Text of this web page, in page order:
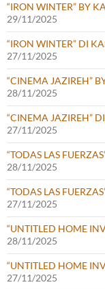
“IRON WINTER” BY
29/11/2025
“IRON WINTER” DI
27/11/2025
“CINEMA JAZIREH”
28/11/2025
“CINEMA JAZIREH”
27/11/2025
“TODAS LAS
28/11/2025
“TODAS LAS
27/11/2025
“UNTITLED HOME
28/11/2025
“UNTITLED HOME
27/11/2025